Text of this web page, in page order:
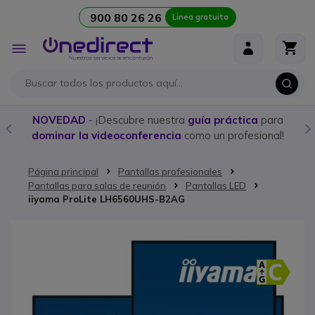
900 80 26 26 Linea gratuita
Toggle
Nav
NOVEDAD - ¡Descubre nuestra guía práctica para
dominar la videoconferencia como un profesional!
Página principal
Pantallas profesionales
Pantallas para salas de reunión
Pantallas LED
iiyama ProLite LH6560UHS-B2AG